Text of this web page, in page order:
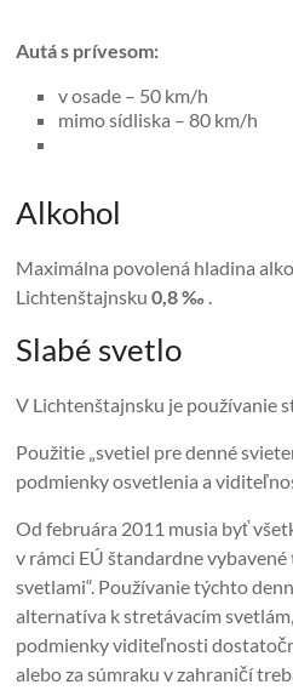
Autá s prívesom:
v osade – 50 km/h
mimo sídliska – 80 km/h
Alkohol
Maximálna povolená hladina
Lichtenštajnsku0,8 ‰ .
Slabé svetlo
V Lichtenštajnsku je používanie
Použitie „svetiel pre denné
podmienky osvetlenia a
Od februára 2011 musia byť
v rámci EÚ štandardne
svetlami“. Používanie týchto
alternatíva k stretávacím
podmienky viditeľnosti
alebo za súmraku v zahraničí